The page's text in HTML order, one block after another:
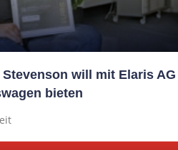
will mit Elaris AG
bieten